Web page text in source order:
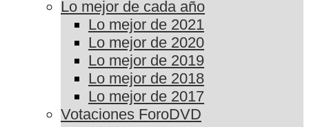
Lo mejor de cada año
Lo mejor de 2021
Lo mejor de 2020
Lo mejor de 2019
Lo mejor de 2018
Lo mejor de 2017
Votaciones ForoDVD